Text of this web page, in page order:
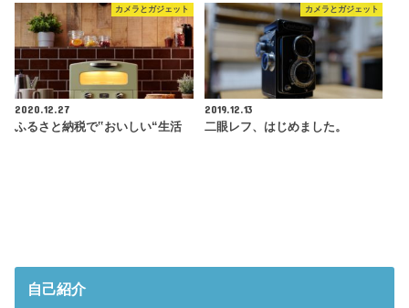
カメラとガジェット
2020.12.27
ふるさと納税で‟おいしい“生活
カメラとガジェット
2019.12.13
二眼レフ、はじめました。
自己紹介